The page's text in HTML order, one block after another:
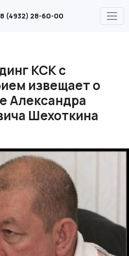
8 (4932) 28-60-00
КСК с
извещает о
Александра
Шехоткина